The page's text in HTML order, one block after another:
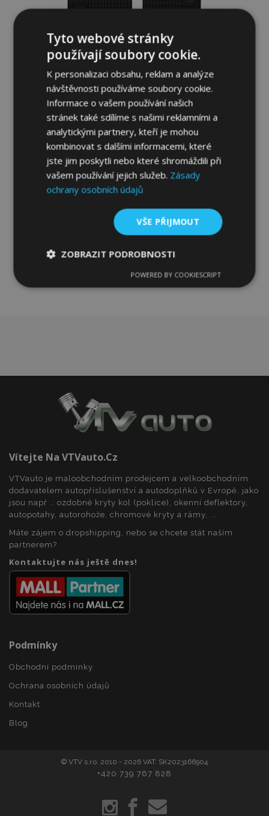
Gumové autokoberce pro VOLKSWAGEN
BORA 4ks 1997-2005
834,00 Kč
Přidat Do Košíku
Přidat
Vítejte Na VTVauto.cz
VTVauto je maloobchodním prodejcem a velkoobchodním
dodavatelem autopříslušenství a autodoplňků v Evropě, jako
jsou např .: ozdobné kryty kol (poklice), okenní deflektory,
autopotahy, autorohože, chromové kryty a rámy, ...
Máte zájem o dropshipping, nebo se chcete stát naším
partnerem?
Kontaktujte nás ještě dnes!
Podmínky
Obchodní podmínky
Ochrana osobních údajů
Kontakt
Blog
© VTV s.r.o. 2010 - 2026 VAT: SK2023166904
+420 739 767 828
Tyto webové stránky
používají soubory cookie.
K personalizaci obsahu, reklam a analýze
návštěvnosti používáme soubory cookie.
Informace o vašem používání našich
stránek také sdílíme s našimi reklamními a
analytickými partnery, kteří je mohou
kombinovat s dalšími informacemi, které
jste jim poskytli nebo které shromáždili při
vašem používání jejich služeb. Zásady
ochrany osobních údajů
VŠE PŘIJMOUT
ZOBRAZIT PODROBNOSTI
nutné
Výkonové
soubory
Soubory
cílení
Nezbytně nutné soubory
Výkonové soubory
funkce webových stránek, jako je přihlášení
uživatele a správa účtu. Webové stránky nelze bez
nezbytně nutných souborů cookie správně
používat.
Název
Doména
mage-messages
recently_viewed_product_previous
POWERED BY COOKIESCRIPT